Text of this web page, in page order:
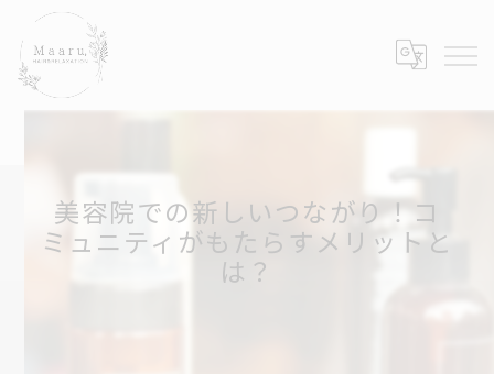
美容院での新しいつながり！コ
ミュニティがもたらすメリットと
は？